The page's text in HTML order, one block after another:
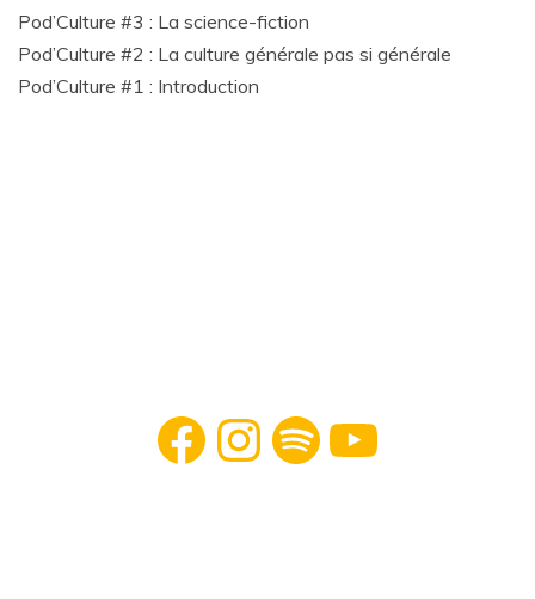
Pod’Culture #3 : La science-fiction
Pod’Culture #2 : La culture générale pas si générale
Pod’Culture #1 : Introduction
Facebook InstagramSpotify YouTube